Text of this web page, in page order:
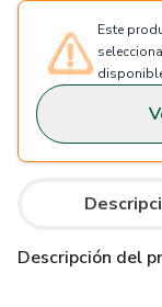
Este
Descripción del